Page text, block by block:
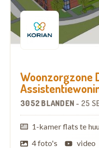
Woonzorgzone
3052 BLANDEN - 25
1-kamer flats te
4 foto's video